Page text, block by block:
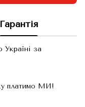
Гарантія
за
платимо МИ!